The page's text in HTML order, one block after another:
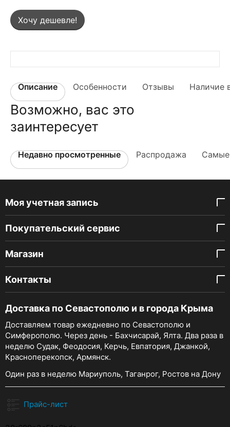
Хочу дешевле!
Описание Особенности Отзывы Наличие
Возможно, вас это
заинтересует
Недавно просмотренные Распродажа Самые
Моя учетная запись
Покупательский сервис
Магазин
Контакты
Доставка по Севастополю и в города Крыма
Доставляем товар ежедневно по Севастополю и
Симферополю. Через день - Бахчисарай, Ялта. Два раза в
неделю Судак, Феодосия, Керчь, Евпатория, Джанкой,
Красноперекопск, Армянск.
Один раз в неделю Мариуполь, Таганрог, Ростов на Дону
Прайс-лист